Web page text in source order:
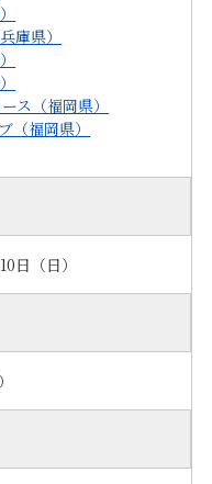
庫県）
ス（福岡県）
（福岡県）
日（日）